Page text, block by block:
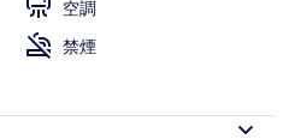
空調
禁煙